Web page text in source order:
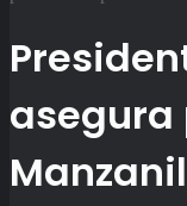
asegura